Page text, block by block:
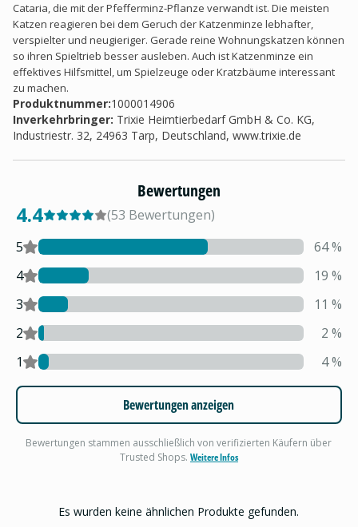
Cataria, die mit der Pfefferminz-Pflanze verwandt ist. Die meisten
Katzen reagieren bei dem Geruch der Katzenminze lebhafter,
verspielter und neugieriger. Gerade reine Wohnungskatzen können
so ihren Spieltrieb besser ausleben. Auch ist Katzenminze ein
effektives Hilfsmittel, um Spielzeuge oder Kratzbäume interessant
zu machen.
Produktnummer:1000014906
Inverkehrbringer: Trixie Heimtierbedarf GmbH & Co. KG,
Industriestr. 32, 24963 Tarp, Deutschland, www.trixie.de
Bewertungen
4.4 (53 Bewertungen)
5
64%
4
19 %
3
11 %
2
2 %
1
4%
Bewertungen anzeigen
Bewertungen stammen ausschließlich von verifizierten Käufern über
Trusted Shops. Weitere Infos
Es wurden keine ähnlichen Produkte gefunden.